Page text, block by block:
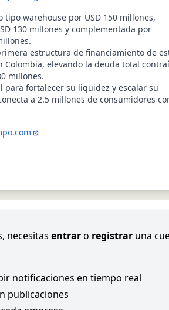
warehouse por USD 150 millones,
130 millones y complementada por
estructura de financiamiento de
Colombia, elevando la deuda total
millones.
para fortalecer su liquidez y escalar su
a 2.5 millones de consumidores
necesitas entraro registrar una
notificaciones en tiempo real
publicaciones